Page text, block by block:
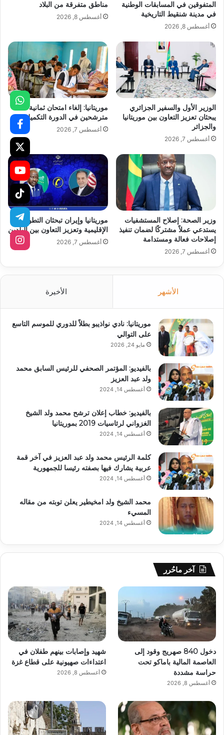
المتفوقين في المسابقات الوطنية
في مدينة شنقيط التاريخية
أغسطس 8, 2026
مناطق متفرقة من البلاد
أغسطس 8, 2026
الوزير الأول والسفير الجزائري
يبحثان تعزيز التعاون بين موريتانيا
والجزائر
أغسطس 7, 2026
موريتانيا: إلغاء امتحان ثمانية
مترشحين في الدورة التكميلية
أغسطس 7, 2026
وزير الصحة: إصلاح المستشفيات
يستدعي عملاً مشتركًا لضمان تنفيذ
إصلاحات فعالة ومستدامة
أغسطس 7, 2026
موريتانيا وإيران تبحثان التطورات
الإقليمية وتعزيز التعاون بين البلدين
أغسطس 7, 2026
الأشهر الأخيرة
موريتانيا: نادي نواذيبو بطلاً للدوري للموسم التاسع
على التوالي
مايو 24, 2026
بالفيديو: المؤتمر الصحفي للرئيس السابق محمد
ولد عبد العزيز
أغسطس 14, 2024
بالفيديو: خطاب إعلان ترشح محمد ولد الشيخ
الغزواني لرئاسيات 2019 بموريتانيا
أغسطس 14, 2024
كلمة الرئيس محمد ولد عبد العزيز في آخر قمة
عربية يشارك فيها بصفته رئيسا للجمهورية
أغسطس 14, 2024
محمد الشيخ ولد امخيطير يعلن توبته من مقاله
المسيء
أغسطس 14, 2024
آخر ماحُرر
دخول 840 صهريج وقود إلى
العاصمة المالية باماكو تحت
حراسة مشددة
أغسطس 8, 2026
شهيد وإصابات بينهم طفلان في
اعتداءات صهيونية على قطاع غزة
أغسطس 8, 2026